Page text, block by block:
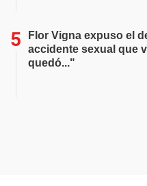
Flor Vigna expuso el
accidente sexual que
quedó..."